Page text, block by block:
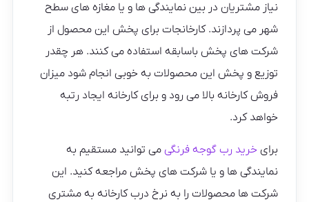
نیاز مشتریان در بین نمایندگی ها و یا مغازه های سطح
شهر می پردازند. کارخانجات برای پخش این محصول از
شرکت های پخش باسابقه استفاده می کنند. هر چقدر
توزیع و پخش این محصولات به خوبی انجام شود میزان
فروش کارخانه بالا می رود و برای کارخانه ایجاد رتبه
خواهد کرد.
برایخرید رب گوجه فرنگی می توانید مستقیم به
نمایندگی ها و یا شرکت های پخش مراجعه کنید. این
شرکت ها محصولات را به نرخ درب کارخانه به مشتری